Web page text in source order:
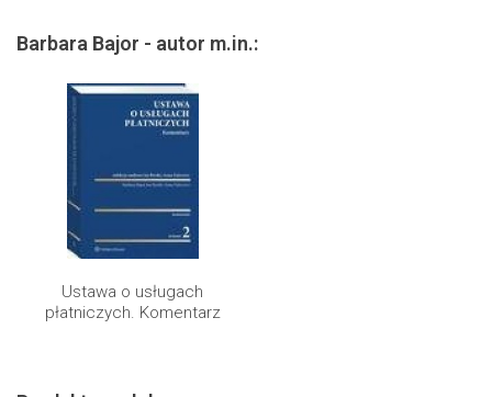
Barbara Bajor - autor m.in.:
Ustawa o usługach
płatniczych. Komentarz